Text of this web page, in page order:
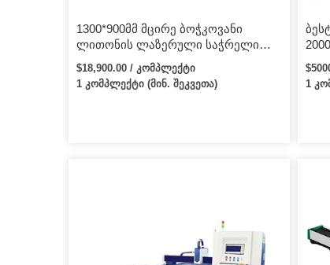
1300*900მმ მცირე ბოჭკოვანი
ლითონის ლაზერული საჭრელი
მანქანა 500W
$18,900.00 / კომპლექტი
1 კომპლექტი (მინ. შეკვეთა)
1